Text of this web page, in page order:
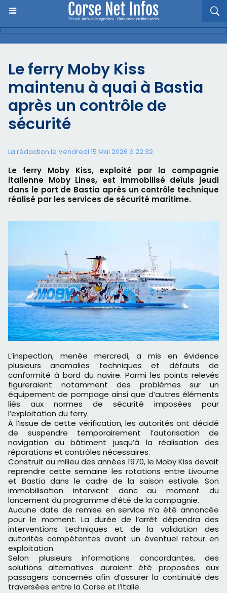
Le ferry Moby Kiss
maintenu à quai à Bastia
après un contrôle de
sécurité
La rédaction le Vendredi 15 Mai 2026 à 22:32
Le ferry Moby Kiss, exploité par la compagnie
italienne Moby Lines, est immobilisé deîuis jeudi
dans le port de Bastia après un contrôle technique
réalisé par les services de sécurité maritime.
L’inspection, menée mercredi, a mis en évidence
plusieurs anomalies techniques et défauts de
conformité à bord du navire. Parmi les points relevés
figureraient notamment des problèmes sur un
équipement de pompage ainsi que d’autres éléments
liés aux normes de sécurité imposées pour
l’exploitation du ferry.
À l’issue de cette vérification, les autorités ont décidé
de suspendre temporairement l’autorisation de
navigation du bâtiment jusqu’à la réalisation des
réparations et contrôles nécessaires.
Construit au milieu des années 1970, le Moby Kiss devait
reprendre cette semaine les rotations entre Livourne
et Bastia dans le cadre de la saison estivale. Son
immobilisation intervient donc au moment du
lancement du programme d’été de la compagnie.
Aucune date de remise en service n’a été annoncée
pour le moment. La durée de l’arrêt dépendra des
interventions techniques et de la validation des
autorités compétentes avant un éventuel retour en
exploitation.
Selon plusieurs informations concordantes, des
solutions alternatives auraient été proposées aux
passagers concernés afin d’assurer la continuité des
traversées entre la Corse et l’Italie.